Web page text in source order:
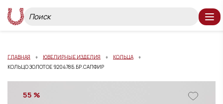
ГЛАВНАЯ ЮВЕЛИРНЫЕ ИЗДЕЛИЯ
КОЛЬЦА
КОЛЬЦО ЗОЛОТОЕ 920478Б.БР.САПФИР
55 %